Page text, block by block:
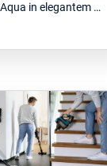
in elegantem …